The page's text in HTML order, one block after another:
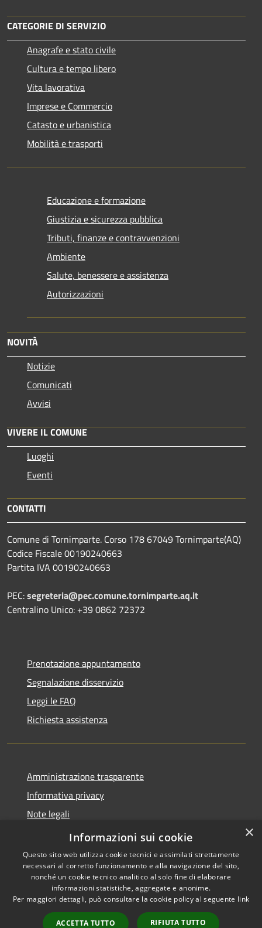
CATEGORIE DI SERVIZIO
Anagrafe e stato civile
Cultura e tempo libero
Vita lavorativa
Imprese e Commercio
Catasto e urbanistica
Mobilità e trasporti
Educazione e formazione
Giustizia e sicurezza pubblica
Tributi, finanze e contravvenzioni
Ambiente
Salute, benessere e assistenza
Autorizzazioni
NOVITÀ
Notizie
Comunicati
Avvisi
VIVERE IL COMUNE
Luoghi
Eventi
CONTATTI
Comune di Tornimparte. Corso 178 67049 Tornimparte(AQ)
Codice Fiscale 00190240663
Partita IVA 00190240663
PEC:segreteria@pec.comune.tornimparte.aq.it
Centralino Unico: +39 0862 72372
Prenotazione appuntamento
Segnalazione disservizio
Leggi le FAQ
Richiesta assistenza
Amministrazione trasparente
Informativa privacy
Note legali
Dichiarazione di accessibilità
Accessibilità
Copyright © 2026 • Comune di
Tornimparte • Powered by
Municipium•
Accesso
×
Informazioni sui cookie
Questo sito web utilizza cookie tecnici e assimilati strettamente
necessari al corretto funzionamento e alla navigazione del sito,
nonché un cookie tecnico analitico al solo fine di elaborare
informazioni statistiche, aggregate e anonime.
Per maggiori dettagli, può consultare la cookie policy al seguente link
ACCETTA TUTTO RIFIUTA TUTTO